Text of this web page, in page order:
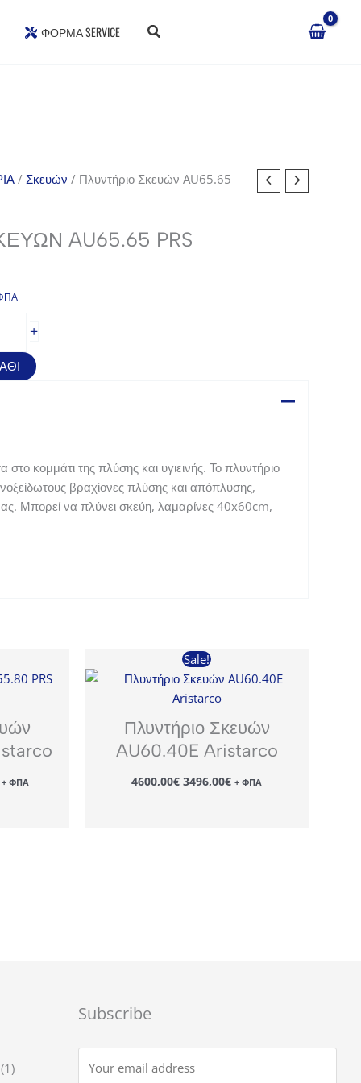
ΦΌΡΜΑ SERVICE
/ Σκευών / Πλυντήριο Σκευών AU65.65
AU65.65 PRS
+
κομμάτι της πλύσης και υγιεινής. Το πλυντήριο
βραχίονες πλύσης και απόπλυσης,
Μπορεί να πλύνει σκεύη, λαμαρίνες 40x60cm,
+ ΦΠΑ
Sale!
Πλυντήριο Σκευών
AU60.40E Aristarco
4600,00€ Original
price
3496,00€Η
τρέχουσα
+ ΦΠΑ
11
Subscribe